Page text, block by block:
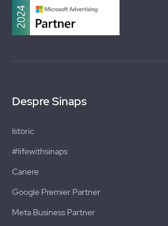
Despre Sinaps
Istoric
#lifewithsinaps
Cariere
Google Premier Partner
Meta Business Partner